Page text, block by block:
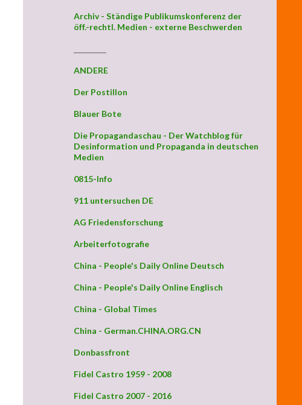
Archiv - Ständige Publikumskonferenz der
öff.-rechtl. Medien - externe Beschwerden
ANDERE
Der Postillon
Blauer Bote
Die Propagandaschau - Der Watchblog für
Desinformation und Propaganda in deutschen
Medien
0815-Info
911 untersuchen DE
AG Friedensforschung
Arbeiterfotografie
China - People's Daily Online Deutsch
China - People's Daily Online Englisch
China - Global Times
China - German.CHINA.ORG.CN
Donbassfront
Fidel Castro 1959 - 2008
Fidel Castro 2007 - 2016